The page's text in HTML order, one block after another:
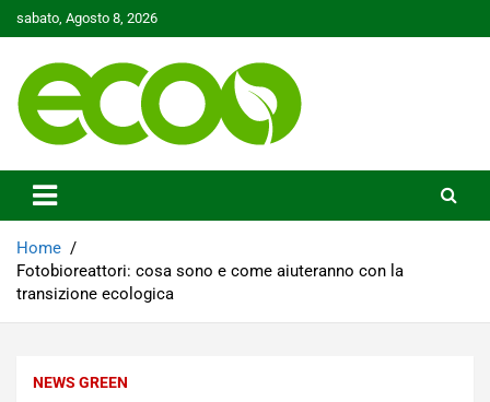
to
sabato, Agosto 8, 2026
Ecoo.it
Home
Fotobioreattori: cosa sono e come aiuteranno con la
transizione ecologica
NEWS GREEN